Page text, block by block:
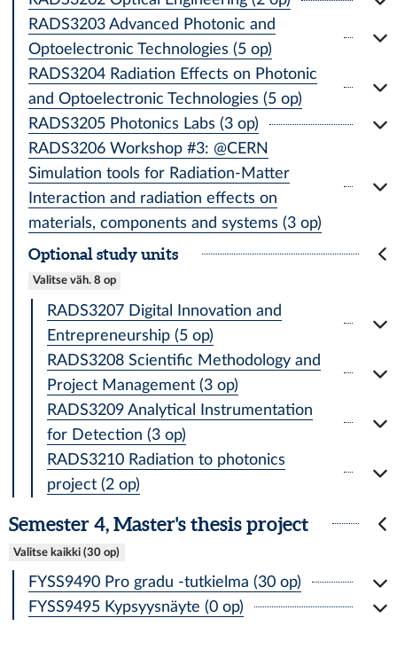
RADS3203 Advanced Photonic and
Optoelectronic Technologies (5 op)
RADS3204 Radiation Effects on Photonic
and Optoelectronic Technologies (5 op)
RADS3205 Photonics Labs (3 op)
RADS3206 Workshop #3: @CERN
Simulation tools for Radiation-Matter
Interaction and radiation effects on
materials, components and systems (3 op)
Optional study units
Valitse väh. 8 op
RADS3207 Digital Innovation and
Entrepreneurship (5 op)
RADS3208 Scientific Methodology and
Project Management (3 op)
RADS3209 Analytical Instrumentation
for Detection (3 op)
RADS3210 Radiation to photonics
project (2 op)
Semester 4, Master's thesis project
Valitse kaikki (30 op)
FYSS9490 Pro gradu -tutkielma (30 op)
FYSS9495 Kypsyysnäyte (0 op)